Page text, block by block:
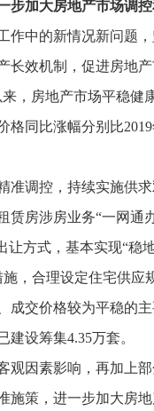
步加大房地产市场调
作中的新情况新问题
长效机制，促进房地
，房地产市场平稳
格同比涨幅分别比
准调控，持续实施供
赁房涉房业务“一网
让方式，基本实现“稳
，合理设定住宅供
成交价格较为平稳的
设筹集4.35万套。
观因素影响，再加上
施策，进一步加大房